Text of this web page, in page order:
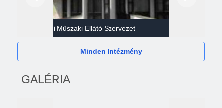
Gazdasági Műszaki Ellátó Szervezet
Minden Intézmény
GALÉRIA